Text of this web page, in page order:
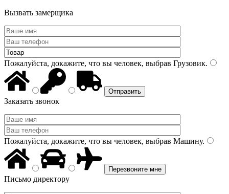
Вызвать замерщика
Пожалуйста, докажите, что вы человек, выбрав Грузовик.
Заказать звонок
Пожалуйста, докажите, что вы человек, выбрав Машину.
Письмо директору